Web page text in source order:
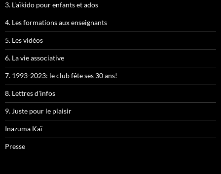
3. L'aïkido pour enfants et ados
4. Les formations aux enseignants
5. Les vidéos
6. La vie associative
7. 1993-2023: le club fête ses 30 ans!
8. Lettres d'infos
9. Juste pour le plaisir
Inazuma Kaï
Presse